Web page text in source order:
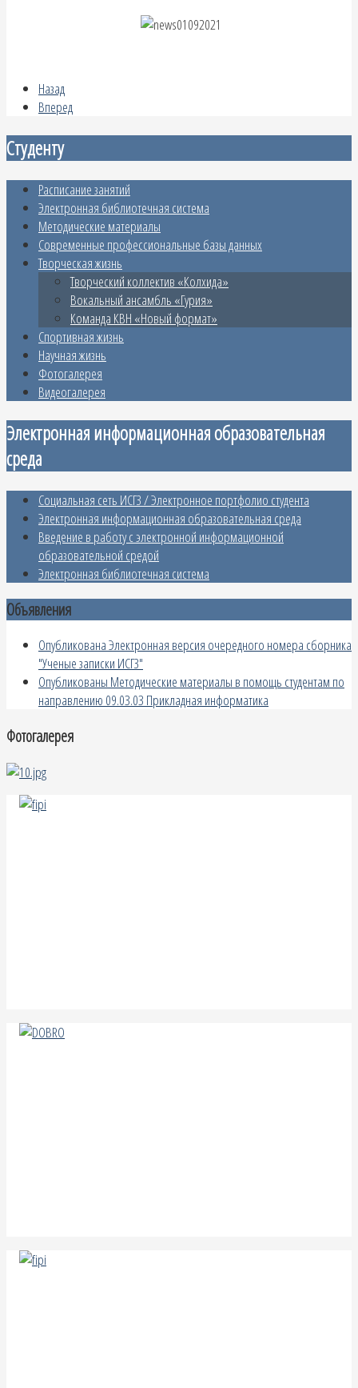
Назад
Вперед
Студенту
Расписание занятий
Электронная библиотечная система
Методические материалы
Современные профессиональные базы данных
Творческая жизнь
Творческий коллектив «Колхида»
Вокальный ансамбль «Гурия»
Команда КВН «Новый формат»
Спортивная жизнь
Научная жизнь
Фотогалерея
Видеогалерея
Электронная информационная образовательная
среда
Социальная сеть ИСГЗ / Электронное портфолио студента
Электронная информационная образовательная среда
Введение в работу с электронной информационной
образовательной средой
Электронная библиотечная система
Объявления
Опубликована Электронная версия очередного номера сборника
"Ученые записки ИСГЗ"
Опубликованы Методические материалы в помощь студентам по
направлению 09.03.03 Прикладная информатика
Фотогалерея